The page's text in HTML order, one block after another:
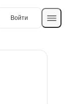
Войти